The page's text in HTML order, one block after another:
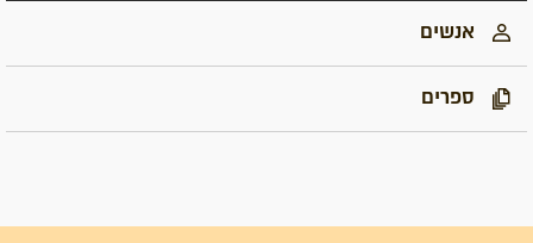
אנשים
ספרים